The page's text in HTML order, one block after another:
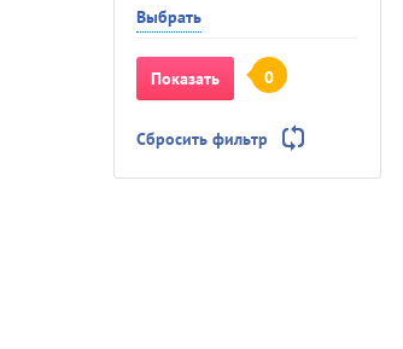
Выбрать
Показать 0
Сбросить фильтр